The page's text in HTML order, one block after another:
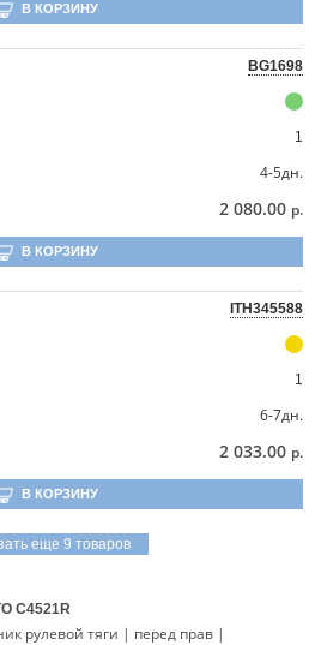
В КОРЗИНУ
BG1698
1
4-5дн.
2 080.00 р.
В КОРЗИНУ
ITH345588
1
6-7дн.
2 033.00 р.
В КОРЗИНУ
еще 9 товаров
C4521R
рулевой тяги | перед прав |